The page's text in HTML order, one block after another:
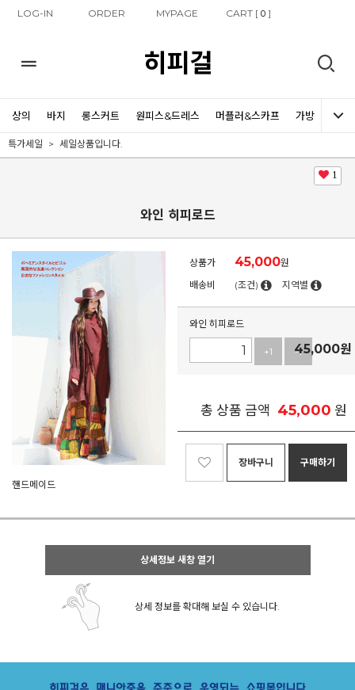
LOG-IN ORDER MYPAGE CART [0 ]
히피걸
상의 바지 롱스커트 원피스&드레스 머플러&스카프 가방 신발
특가세일 세일상품입니다.
1
와인 히피로드
핸드메이드
상품가 45,000원
배송비
(조건) 지역별
와인 히피로드
+1 -1
45,000원
총 상품 금액 45,000 원
장바구니 구매하기
상세정보 새창 열기
상세 정보를 확대해 보실 수 있습니다.